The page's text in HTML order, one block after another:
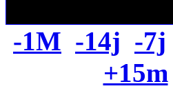
-1M -14j -7j
+15m